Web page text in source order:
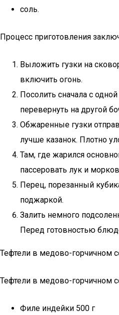
соль.
Процесс приготовления
Выложить гузки на
включить огонь.
Посолить сначала с
перевернуть на другой
Обжаренные гузки
лучше казанок. Плотно
Там, где жарился
пассеровать лук и
Перец, порезанный
поджаркой.
Залить немного
Перед готовностью
Тефтели в медово-горчичном
Тефтели в медово-горчичном
Филе индейки 500 г